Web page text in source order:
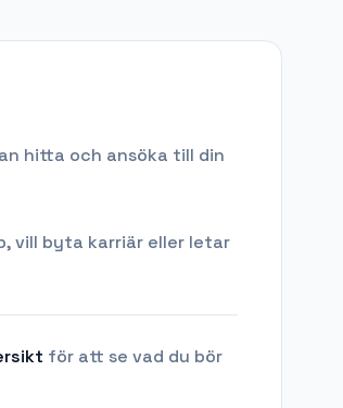
hitta och ansöka till din
vill byta karriär eller letar
för att se vad du bör